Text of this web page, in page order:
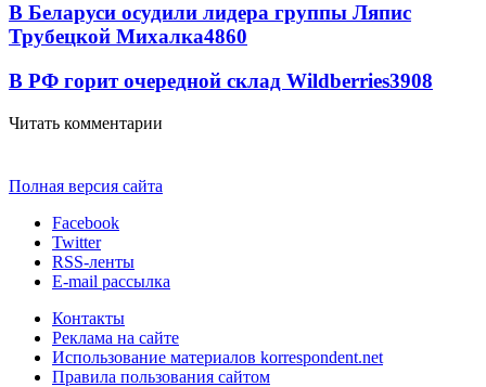
В Беларуси осудили лидера группы Ляпис
Трубецкой Михалка4860
В РФ горит очередной склад Wildberries3908
Читать комментарии
Полная версия сайта
Facebook
Twitter
RSS-ленты
E-mail рассылка
Контакты
Реклама на сайте
Использование материалов korrespondent.net
Правила пользования сайтом